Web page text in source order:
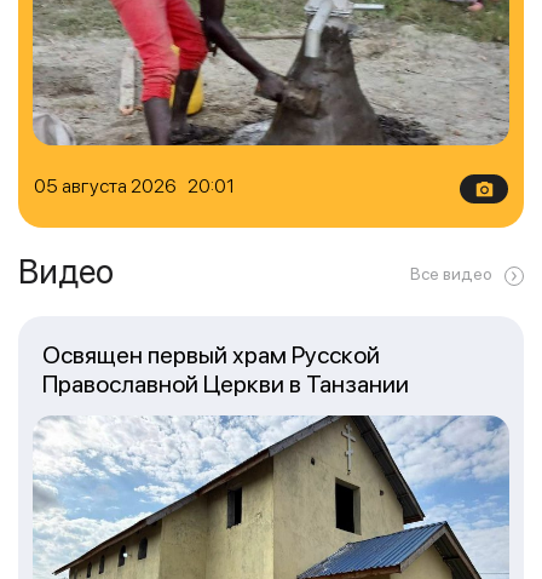
05 августа 2026 20:01
Видео Все видео
Освящен первый храм Русской
Православной Церкви в Танзании